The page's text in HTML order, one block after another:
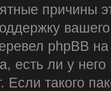
причины
phpBB
есть ли у
Если такого